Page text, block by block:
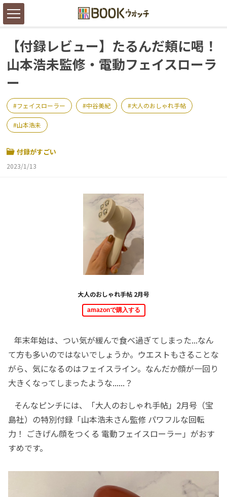
【付録レビュー】たるんだ頬に喝！
山本浩未監修・電動フェイスローラ
ー
フェイスローラー 中谷美紀 大人のおしゃれ手帖
山本浩未
付録がすごい
2023/1/13
大人のおしゃれ手帖 2月号
amazonで購入する
年末年始は、つい気が緩んで食べ過ぎてしまった...なん
て方も多いのではないでしょうか。ウエストもさることな
がら、気になるのはフェイスライン。なんだか顔が一回り
大きくなってしまったような......？
そんなピンチには、「大人のおしゃれ手帖」2月号（宝
島社）の特別付録「山本浩未さん監修 パワフルな回転
力！ ごきげん顔をつくる 電動フェイスローラー」がおす
すめです。